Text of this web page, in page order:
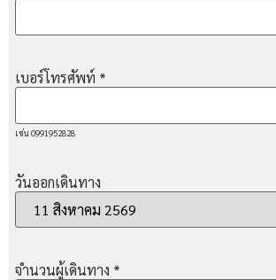
เบอร์โทรศัพท์ *
เช่น 0991952828
วันออกเดินทาง
จำนวนผู้เดินทาง *